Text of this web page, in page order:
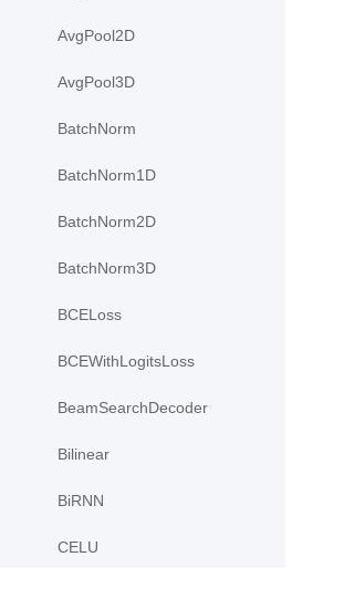
AvgPool2D
AvgPool3D
BatchNorm
BatchNorm1D
BatchNorm2D
BatchNorm3D
BCELoss
BCEWithLogitsLoss
BeamSearchDecoder
Bilinear
BiRNN
CELU